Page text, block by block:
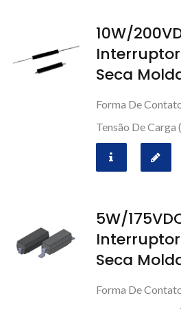
10W/
Seca
Forma De
Tensão De Carga
5W/
Seca
Forma De